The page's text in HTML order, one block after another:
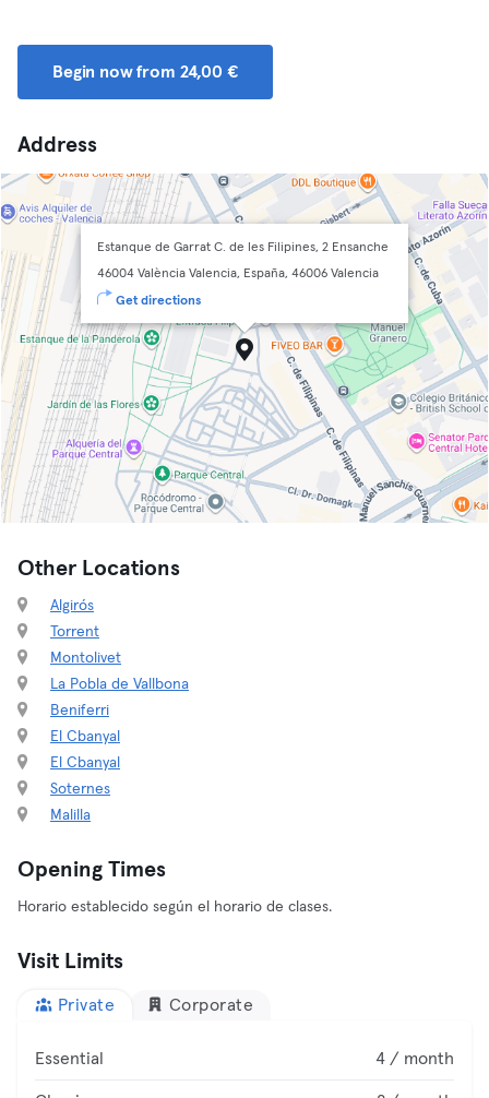
Begin now from 24,00 €
Address
Estanque de Garrat C. de les Filipines, 2 Ensanche
46004 València Valencia, España, 46006 Valencia
Get directions
Other Locations
Algirós
Torrent
Montolivet
La Pobla de Vallbona
Beniferri
El Cbanyal
El Cbanyal
Soternes
Malilla
Opening Times
Horario establecido según el horario de clases.
Visit Limits
Private Corporate
Essential 4 / month